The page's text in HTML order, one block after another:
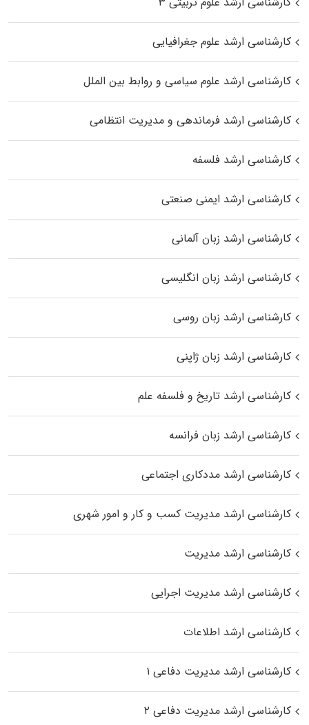
کارشناسی ارشد علوم جغرافیایی
کارشناسی ارشد علوم سیاسی و روابط بین الملل
کارشناسی ارشد فرماندهی و مدیریت انتظامی
کارشناسی ارشد فلسفه
کارشناسی ارشد ایمنی صنعتی
کارشناسی ارشد زبان آلمانی
کارشناسی ارشد زبان انگلیسی
کارشناسی ارشد زبان روسی
کارشناسی ارشد زبان ژاپنی
کارشناسی ارشد تاریخ و فلسفه علم
کارشناسی ارشد زبان فرانسه
کارشناسی ارشد مددکاری اجتماعی
کارشناسی ارشد مدیریت کسب و کار و امور شهری
کارشناسی ارشد مدیریت
کارشناسی ارشد مدیریت اجرایی
کارشناسی ارشد اطلاعات
کارشناسی ارشد مدیریت دفاعی ۱
کارشناسی ارشد مدیریت دفاعی ۲